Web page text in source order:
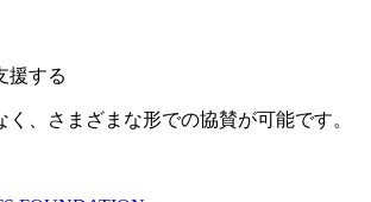
援する
く、さまざまな形での協賛が可能です。